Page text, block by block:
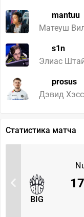
mantuu
Матеуш
s1n
Элиас
prosus
Дэвид
Статистика матча
BIG
17